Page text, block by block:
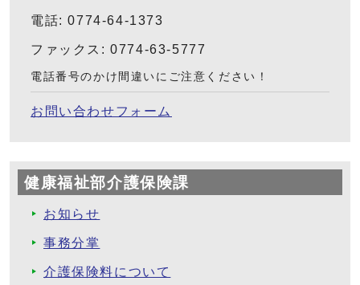
電話: 0774-64-1373
ファックス: 0774-63-5777
電話番号のかけ間違いにご注意ください！
お問い合わせフォーム
健康福祉部介護保険課
お知らせ
事務分掌
介護保険料について